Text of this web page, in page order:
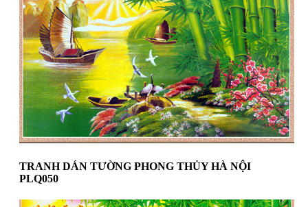
TRANH DÁN TƯỜNG PHONG THỦY HÀ NỘI
PLQ050